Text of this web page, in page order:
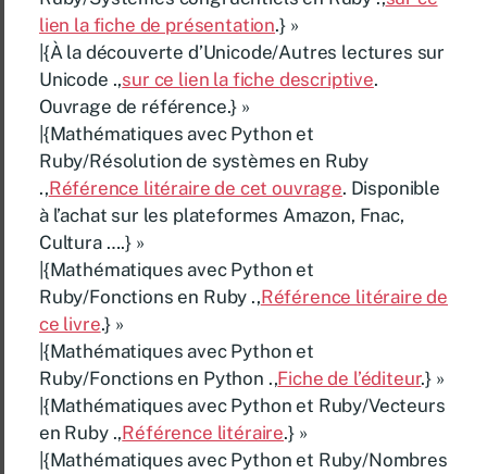
lien la fiche de présentation.} »
|{À la découverte d’Unicode/Autres lectures sur
Unicode .,sur ce lien la fiche descriptive.
Ouvrage de référence.} »
|{Mathématiques avec Python et
Ruby/Résolution de systèmes en Ruby
.,Référence litéraire de cet ouvrage. Disponible
à l’achat sur les plateformes Amazon, Fnac,
Cultura ….} »
|{Mathématiques avec Python et
Ruby/Fonctions en Ruby .,Référence litéraire de
ce livre.} »
|{Mathématiques avec Python et
Ruby/Fonctions en Python .,Fiche de l’éditeur.} »
|{Mathématiques avec Python et Ruby/Vecteurs
en Ruby .,Référence litéraire.} »
|{Mathématiques avec Python et Ruby/Nombres